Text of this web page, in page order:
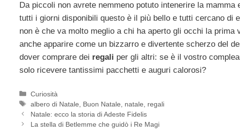
Da piccoli non avrete nemmeno potuto intenerire la
tutti i giorni disponibili questo è il più bello e tutti cercano
non è che va molto meglio a chi ha aperto gli occhi la prima
anche apparire come un bizzarro e divertente scherzo del
dover comprare dei regali per gli altri: se è il vostro
solo ricevere tantissimi pacchetti e auguri calorosi?
Categorie
Curiosità
Tag
albero di Natale Buon Natale natale
regali
Natale: ecco la storia di Adeste Fidelis
La stella di Betlemme che guidò i Re Magi